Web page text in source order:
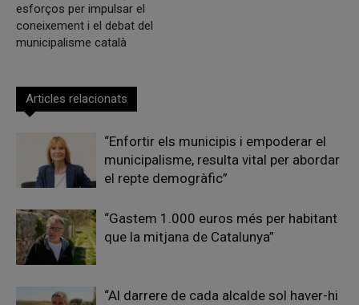
esforços per impulsar el
coneixement i el debat del
municipalisme català
Articles relacionats
“Enfortir els municipis i empoderar el
municipalisme, resulta vital per abordar
el repte demogràfic”
“Gastem 1.000 euros més per habitant
que la mitjana de Catalunya”
“Al darrere de cada alcalde sol haver-hi